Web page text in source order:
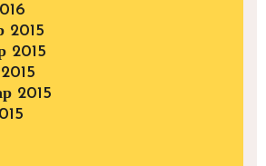
2015
2015
2015